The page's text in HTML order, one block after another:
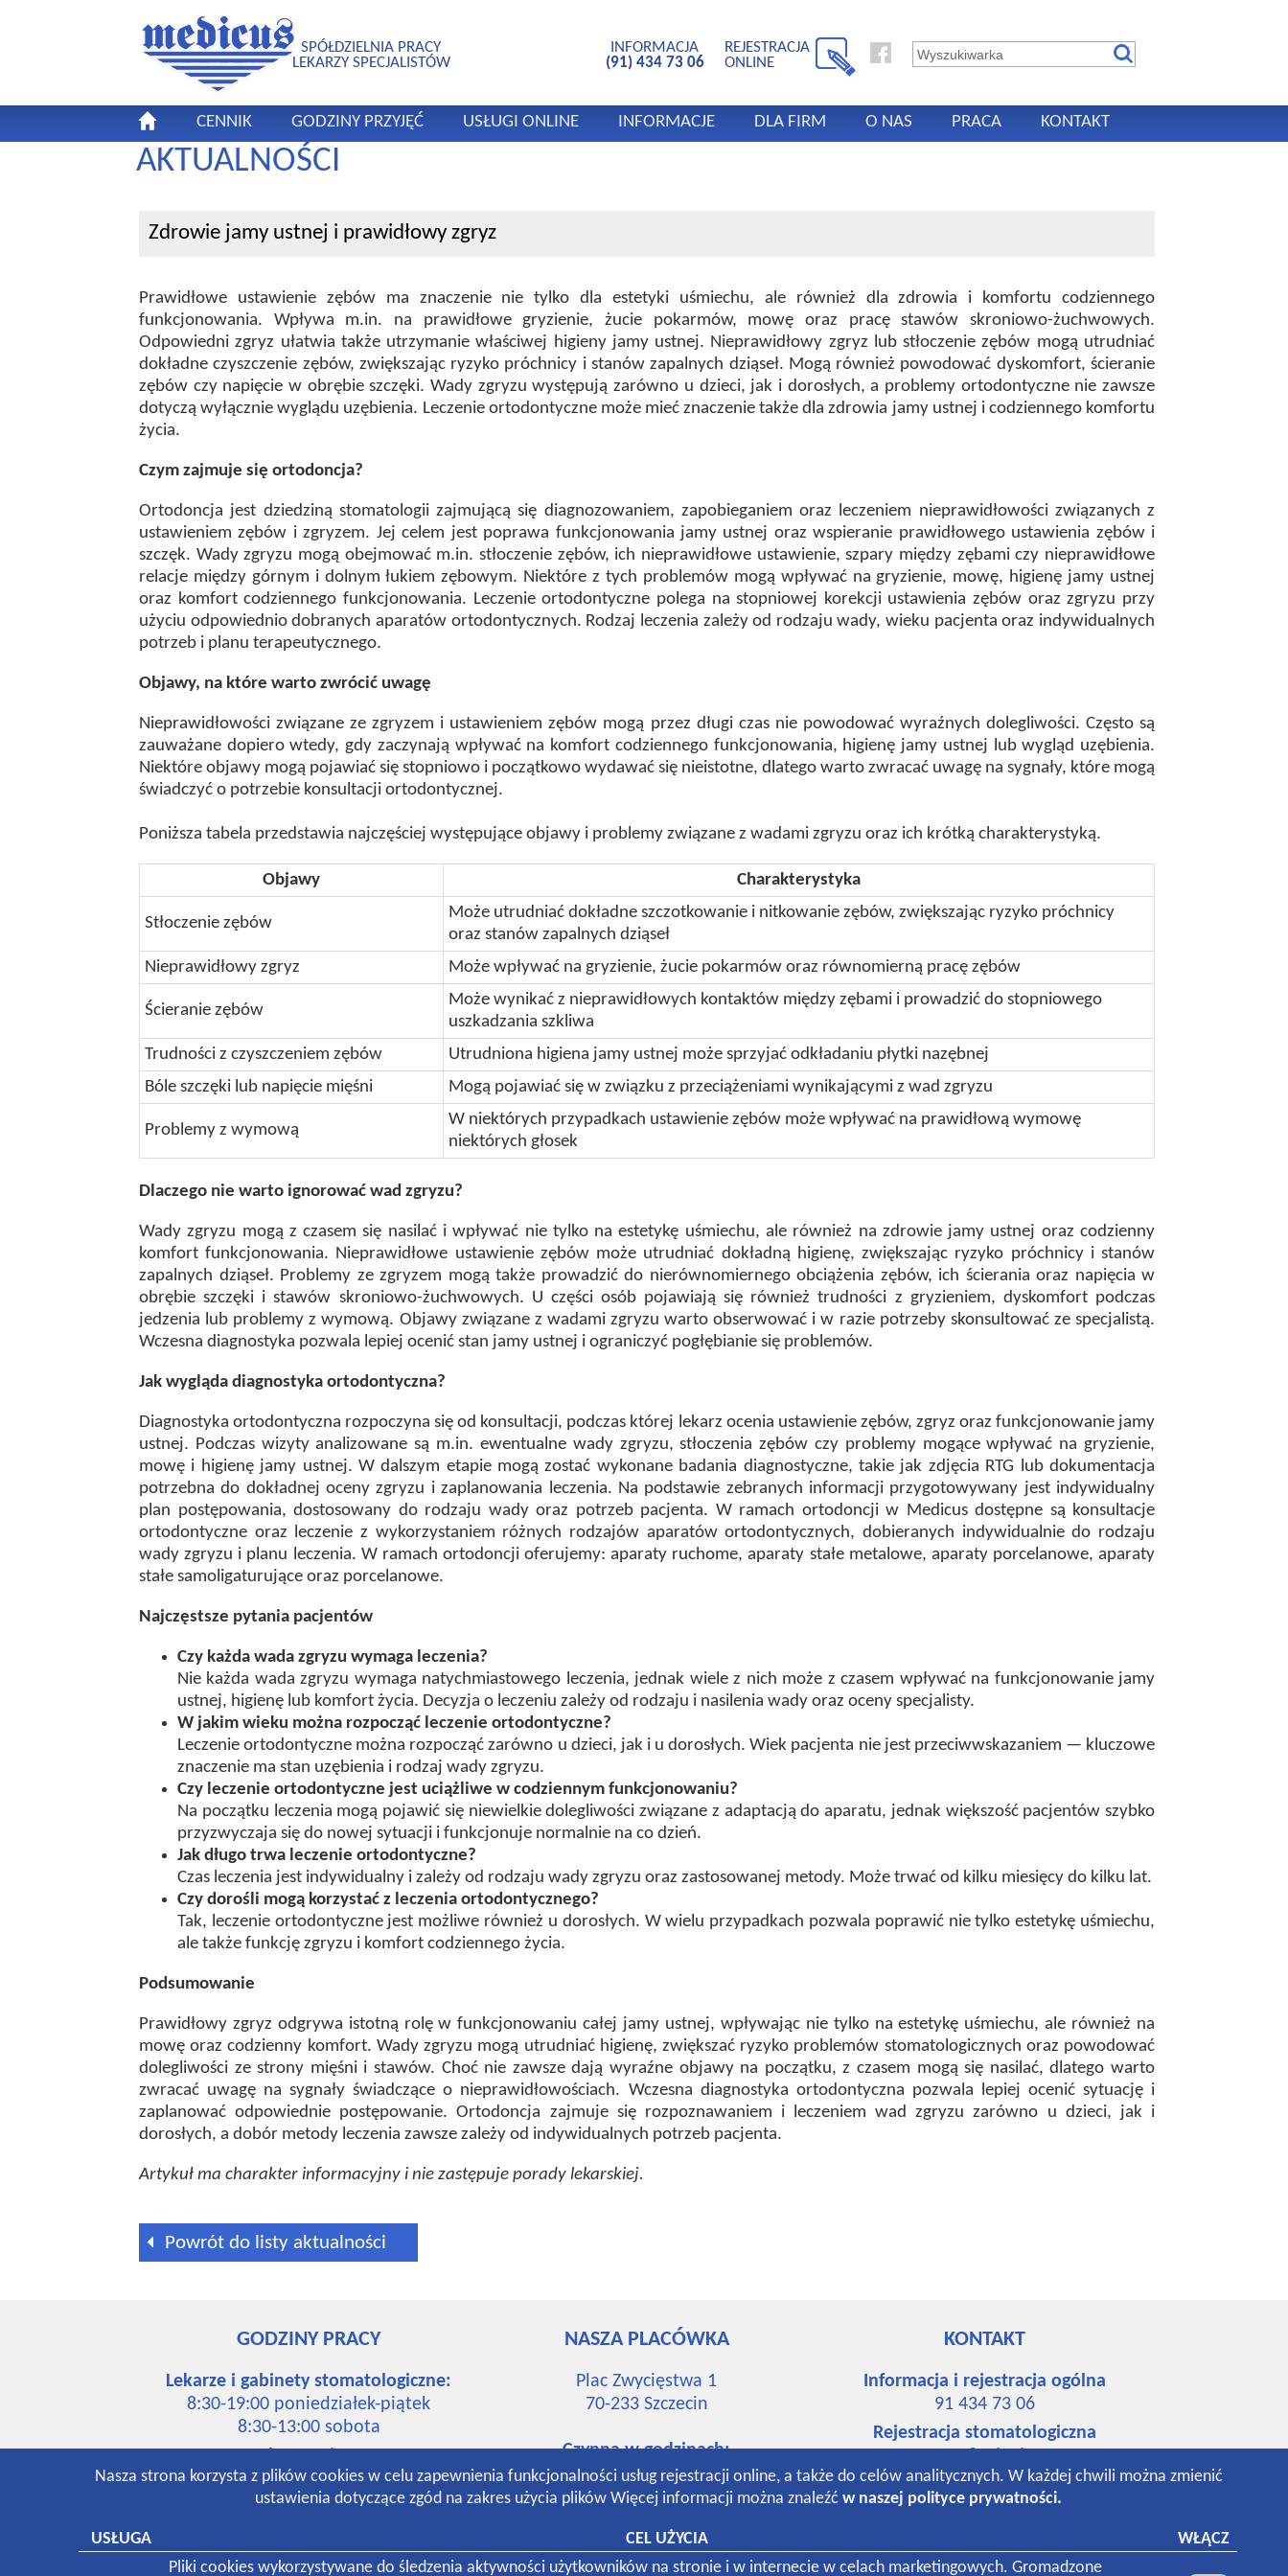
SPÓŁDZIELNIA PRACY
LEKARZY SPECJALISTÓW
INFORMACJA
(91) 434 73 06
REJESTRACJA
ONLINE
CENNIK GODZINY PRZYJĘĆ USŁUGI ONLINE INFORMACJE DLA FIRM O NAS PRACA KONTAKT
AKTUALNOŚCI
Zdrowie jamy ustnej i prawidłowy zgryz
Prawidłowe ustawienie zębów ma znaczenie nie tylko dla estetyki uśmiechu, ale również dla zdrowia i komfortu codziennego
funkcjonowania. Wpływa m.in. na prawidłowe gryzienie, żucie pokarmów, mowę oraz pracę stawów skroniowo-żuchwowych.
Odpowiedni zgryz ułatwia także utrzymanie właściwej higieny jamy ustnej. Nieprawidłowy zgryz lub stłoczenie zębów mogą utrudniać
dokładne czyszczenie zębów, zwiększając ryzyko próchnicy i stanów zapalnych dziąseł. Mogą również powodować dyskomfort, ścieranie
zębów czy napięcie w obrębie szczęki. Wady zgryzu występują zarówno u dzieci, jak i dorosłych, a problemy ortodontyczne nie zawsze
dotyczą wyłącznie wyglądu uzębienia. Leczenie ortodontyczne może mieć znaczenie także dla zdrowia jamy ustnej i codziennego komfortu
życia.
Czym zajmuje się ortodoncja?
Ortodoncja jest dziedziną stomatologii zajmującą się diagnozowaniem, zapobieganiem oraz leczeniem nieprawidłowości związanych z
ustawieniem zębów i zgryzem. Jej celem jest poprawa funkcjonowania jamy ustnej oraz wspieranie prawidłowego ustawienia zębów i
szczęk. Wady zgryzu mogą obejmować m.in. stłoczenie zębów, ich nieprawidłowe ustawienie, szpary między zębami czy nieprawidłowe
relacje między górnym i dolnym łukiem zębowym. Niektóre z tych problemów mogą wpływać na gryzienie, mowę, higienę jamy ustnej
oraz komfort codziennego funkcjonowania. Leczenie ortodontyczne polega na stopniowej korekcji ustawienia zębów oraz zgryzu przy
użyciu odpowiednio dobranych aparatów ortodontycznych. Rodzaj leczenia zależy od rodzaju wady, wieku pacjenta oraz indywidualnych
potrzeb i planu terapeutycznego.
Objawy, na które warto zwrócić uwagę
Nieprawidłowości związane ze zgryzem i ustawieniem zębów mogą przez długi czas nie powodować wyraźnych dolegliwości. Często są
zauważane dopiero wtedy, gdy zaczynają wpływać na komfort codziennego funkcjonowania, higienę jamy ustnej lub wygląd uzębienia.
Niektóre objawy mogą pojawiać się stopniowo i początkowo wydawać się nieistotne, dlatego warto zwracać uwagę na sygnały, które mogą
świadczyć o potrzebie konsultacji ortodontycznej.
Poniższa tabela przedstawia najczęściej występujące objawy i problemy związane z wadami zgryzu oraz ich krótką charakterystyką.
Objawy Charakterystyka
Stłoczenie zębów
Może utrudniać dokładne szczotkowanie i nitkowanie zębów, zwiększając ryzyko próchnicy
oraz stanów zapalnych dziąseł
Nieprawidłowy zgryz
Może wpływać na gryzienie, żucie pokarmów oraz równomierną pracę zębów
Ścieranie zębów
Może wynikać z nieprawidłowych kontaktów między zębami i prowadzić do stopniowego
uszkadzania szkliwa
Trudności z czyszczeniem zębów
Utrudniona higiena jamy ustnej może sprzyjać odkładaniu płytki nazębnej
Bóle szczęki lub napięcie mięśni
Mogą pojawiać się w związku z przeciążeniami wynikającymi z wad zgryzu
Problemy z wymową
W niektórych przypadkach ustawienie zębów może wpływać na prawidłową wymowę
niektórych głosek
Dlaczego nie warto ignorować wad zgryzu?
Wady zgryzu mogą z czasem się nasilać i wpływać nie tylko na estetykę uśmiechu, ale również na zdrowie jamy ustnej oraz codzienny
komfort funkcjonowania. Nieprawidłowe ustawienie zębów może utrudniać dokładną higienę, zwiększając ryzyko próchnicy i stanów
zapalnych dziąseł. Problemy ze zgryzem mogą także prowadzić do nierównomiernego obciążenia zębów, ich ścierania oraz napięcia w
obrębie szczęki i stawów skroniowo-żuchwowych. U części osób pojawiają się również trudności z gryzieniem, dyskomfort podczas
jedzenia lub problemy z wymową. Objawy związane z wadami zgryzu warto obserwować i w razie potrzeby skonsultować ze specjalistą.
Wczesna diagnostyka pozwala lepiej ocenić stan jamy ustnej i ograniczyć pogłębianie się problemów.
Jak wygląda diagnostyka ortodontyczna?
Diagnostyka ortodontyczna rozpoczyna się od konsultacji, podczas której lekarz ocenia ustawienie zębów, zgryz oraz funkcjonowanie jamy
ustnej. Podczas wizyty analizowane są m.in. ewentualne wady zgryzu, stłoczenia zębów czy problemy mogące wpływać na gryzienie,
mowę i higienę jamy ustnej. W dalszym etapie mogą zostać wykonane badania diagnostyczne, takie jak zdjęcia RTG lub dokumentacja
potrzebna do dokładnej oceny zgryzu i zaplanowania leczenia. Na podstawie zebranych informacji przygotowywany jest indywidualny
plan postępowania, dostosowany do rodzaju wady oraz potrzeb pacjenta. W ramach ortodoncji w Medicus dostępne są konsultacje
ortodontyczne oraz leczenie z wykorzystaniem różnych rodzajów aparatów ortodontycznych, dobieranych indywidualnie do rodzaju
wady zgryzu i planu leczenia. W ramach ortodoncji oferujemy: aparaty ruchome, aparaty stałe metalowe, aparaty porcelanowe, aparaty
stałe samoligaturujące oraz porcelanowe.
Najczęstsze pytania pacjentów
Czy każda wada zgryzu wymaga leczenia?
Nie każda wada zgryzu wymaga natychmiastowego leczenia, jednak wiele z nich może z czasem wpływać na funkcjonowanie jamy
ustnej, higienę lub komfort życia. Decyzja o leczeniu zależy od rodzaju i nasilenia wady oraz oceny specjalisty.
W jakim wieku można rozpocząć leczenie ortodontyczne?
Leczenie ortodontyczne można rozpocząć zarówno u dzieci, jak i u dorosłych. Wiek pacjenta nie jest przeciwwskazaniem — kluczowe
znaczenie ma stan uzębienia i rodzaj wady zgryzu.
Czy leczenie ortodontyczne jest uciążliwe w codziennym funkcjonowaniu?
Na początku leczenia mogą pojawić się niewielkie dolegliwości związane z adaptacją do aparatu, jednak większość pacjentów szybko
przyzwyczaja się do nowej sytuacji i funkcjonuje normalnie na co dzień.
Jak długo trwa leczenie ortodontyczne?
Czas leczenia jest indywidualny i zależy od rodzaju wady zgryzu oraz zastosowanej metody. Może trwać od kilku miesięcy do kilku lat.
Czy dorośli mogą korzystać z leczenia ortodontycznego?
Tak, leczenie ortodontyczne jest możliwe również u dorosłych. W wielu przypadkach pozwala poprawić nie tylko estetykę uśmiechu,
ale także funkcję zgryzu i komfort codziennego życia.
Podsumowanie
Prawidłowy zgryz odgrywa istotną rolę w funkcjonowaniu całej jamy ustnej, wpływając nie tylko na estetykę uśmiechu, ale również na
mowę oraz codzienny komfort. Wady zgryzu mogą utrudniać higienę, zwiększać ryzyko problemów stomatologicznych oraz powodować
dolegliwości ze strony mięśni i stawów. Choć nie zawsze dają wyraźne objawy na początku, z czasem mogą się nasilać, dlatego warto
zwracać uwagę na sygnały świadczące o nieprawidłowościach. Wczesna diagnostyka ortodontyczna pozwala lepiej ocenić sytuację i
zaplanować odpowiednie postępowanie. Ortodoncja zajmuje się rozpoznawaniem i leczeniem wad zgryzu zarówno u dzieci, jak i
dorosłych, a dobór metody leczenia zawsze zależy od indywidualnych potrzeb pacjenta.
Artykuł ma charakter informacyjny i nie zastępuje porady lekarskiej.
Powrót do listy aktualności
GODZINY PRACY
Lekarze i gabinety stomatologiczne:
8:30-19:00 poniedziałek-piątek
8:30-13:00 sobota
7:00-16:00 poniedziałek-piątek
8:30-12:30 sobota
8:00-18:30 poniedziałek-piątek
NASZA PLACÓWKA
Plac Zwycięstwa 1
70-233 Szczecin
Czynna w godzinach:
7:30-19:00 poniedziałek-piątek
8:30-13:00 sobota
KONTAKT
Informacja i rejestracja ogólna
91 434 73 06
Rejestracja stomatologiczna
534 742 148
531 018 293
91 434 94 76
Nasza strona korzysta z plików cookies w celu zapewnienia funkcjonalności usług rejestracji online, a także do celów analitycznych. W każdej chwili można zmienić
ustawienia dotyczące zgód na zakres użycia plików Więcej informacji można znaleźć w naszej polityce prywatności.
USŁUGA CEL UŻYCIA
WŁĄCZ
Pliki cookies wykorzystywane do śledzenia aktywności użytkowników na stronie i w internecie w celach marketingowych. Gromadzone